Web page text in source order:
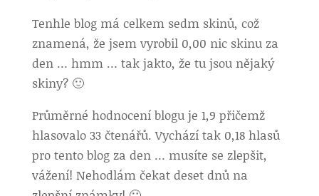
Tenhle blog má celkem sedm skinů, což
znamená, že jsem vyrobil 0,00 nic skinu za
den … hmm … tak jakto, že tu jsou nějaký
skiny? 🙂
Průměrné hodnocení blogu je 1,9 přičemž
hlasovalo 33 čtenářů. Vychází tak 0,18 hlasů
pro tento blog za den … musíte se zlepšit,
vážení! Nehodlám čekat deset dnů na